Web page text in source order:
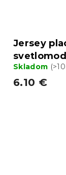
Jersey
Skladom
6.10 €